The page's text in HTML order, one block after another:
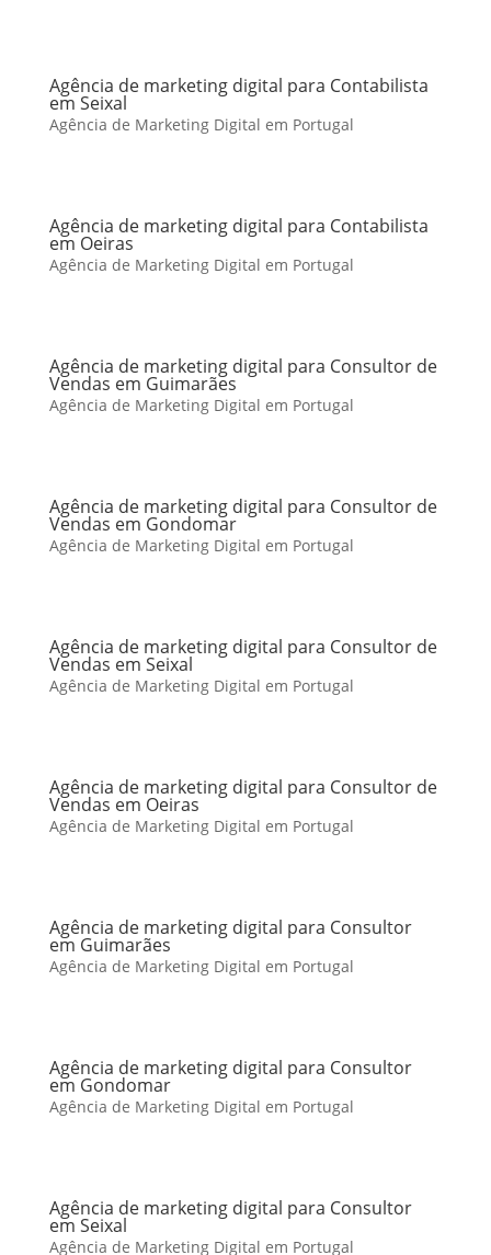
Agência de marketing digital para Contabilista
em Seixal
Agência de Marketing Digital em Portugal
Agência de marketing digital para Contabilista
em Oeiras
Agência de Marketing Digital em Portugal
Agência de marketing digital para Consultor de
Vendas em Guimarães
Agência de Marketing Digital em Portugal
Agência de marketing digital para Consultor de
Vendas em Gondomar
Agência de Marketing Digital em Portugal
Agência de marketing digital para Consultor de
Vendas em Seixal
Agência de Marketing Digital em Portugal
Agência de marketing digital para Consultor de
Vendas em Oeiras
Agência de Marketing Digital em Portugal
Agência de marketing digital para Consultor
em Guimarães
Agência de Marketing Digital em Portugal
Agência de marketing digital para Consultor
em Gondomar
Agência de Marketing Digital em Portugal
Agência de marketing digital para Consultor
em Seixal
Agência de Marketing Digital em Portugal